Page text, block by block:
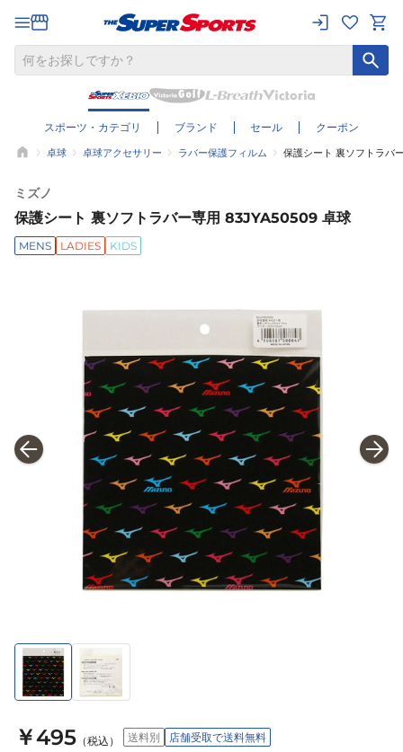
スポーツ・カテゴリ ブランド セール クーポン
卓球 卓球アクセサリー ラバー保護フィルム 保護シート 裏ソフトラバ
ミズノ
保護シート 裏ソフトラバー専用 83JYA50509 卓球
MENS LADIES KIDS
￥495 （税込） 送料別 店舗受取で送料無料